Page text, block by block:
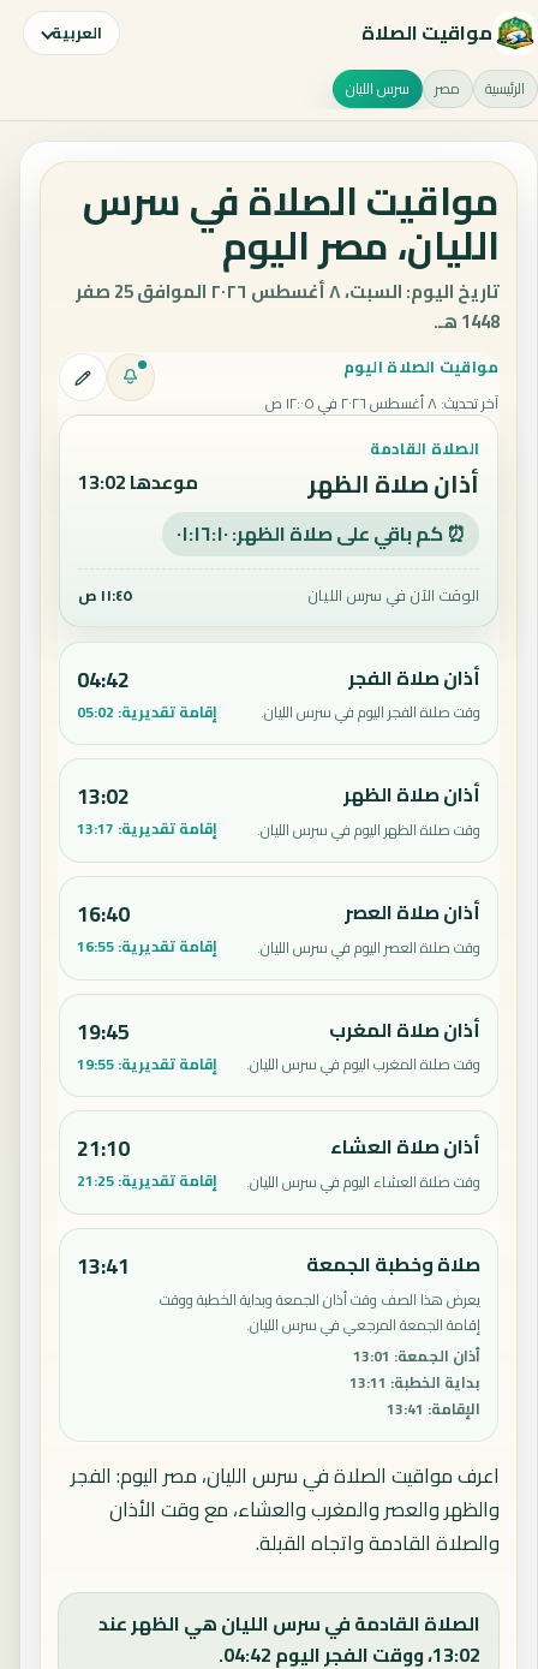
مواقيت الصلاة العربية
الرئيسية مصر سرس الليان
مواقيت الصلاة في سرس
الليان، مصر اليوم
تاريخ اليوم: السبت، ٨ أغسطس ٢٠٢٦ الموافق 25 صفر
1448 هـ.
مواقيت الصلاة اليوم
آخر تحديث:٨ أغسطس ٢٠٢٦ في ١٢:٠٥ ص
الصلاة القادمة
أذان صلاة الظهر موعدها 13:02
⏰ كم باقي على صلاة الظهر: ٠١:١٦:٠٩
الوقت الآن في سرس الليان ١١:٤٥ ص
أذان صلاة الفجر
وقت صلاة الفجر اليوم في سرس الليان.
04:42
إقامة تقديرية: 05:02
أذان صلاة الظهر
وقت صلاة الظهر اليوم في سرس الليان.
13:02
إقامة تقديرية: 13:17
أذان صلاة العصر
وقت صلاة العصر اليوم في سرس الليان.
16:40
إقامة تقديرية:16:55
أذان صلاة المغرب
وقت صلاة المغرب اليوم في سرس الليان.
19:45
إقامة تقديرية:19:55
أذان صلاة العشاء
وقت صلاة العشاء اليوم في سرس الليان.
21:10
إقامة تقديرية:21:25
صلاة وخطبة الجمعة
يعرض هذا الصف وقت أذان الجمعة وبداية الخطبة ووقت
إقامة الجمعة المرجعي في سرس الليان.
أذان الجمعة:
13:01
بداية الخطبة:
13:11
الإقامة:
13:41
13:41
اعرف مواقيت الصلاة في سرس الليان، مصر اليوم: الفجر
والظهر والعصر والمغرب والعشاء، مع وقت الأذان
والصلاة القادمة واتجاه القبلة.
الصلاة القادمة في سرس الليان هي الظهر عند
13:02، ووقت الفجر اليوم 04:42.